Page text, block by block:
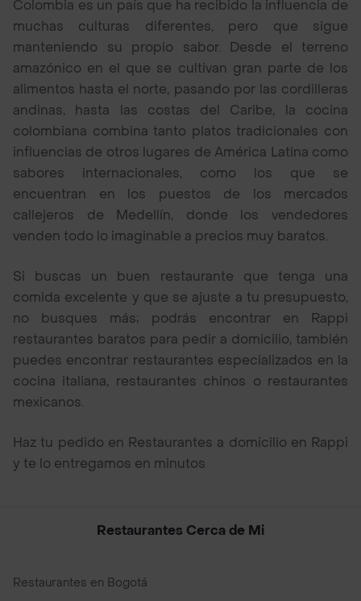
Colombia es un país que ha recibido la influencia de
muchas culturas diferentes, pero que sigue
manteniendo su propio sabor. Desde el terreno
amazónico en el que se cultivan gran parte de los
alimentos hasta el norte, pasando por las cordilleras
andinas, hasta las costas del Caribe, la cocina
colombiana combina tanto platos tradicionales con
influencias de otros lugares de América Latina como
sabores internacionales, como los que se
encuentran en los puestos de los mercados
callejeros de Medellín, donde los vendedores
venden todo lo imaginable a precios muy baratos.
Si buscas un buen restaurante que tenga una
comida excelente y que se ajuste a tu presupuesto,
no busques más; podrás encontrar en Rappi
restaurantes baratos para pedir a domicilio, también
puedes encontrar restaurantes especializados en la
cocina italiana, restaurantes chinos o restaurantes
mexicanos.
Haz tu pedido en Restaurantes a domicilio en Rappi
y te lo entregamos en minutos
Restaurantes Cerca de Mi
Restaurantes en Bogotá